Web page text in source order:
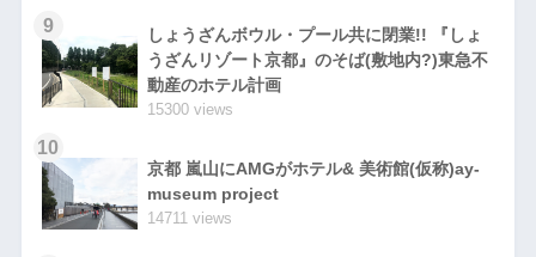
9
しょうざんボウル・プール共に閉業!! 『しょ
うざんリゾート京都』のそば(敷地内?)東急不
動産のホテル計画
15300 views
10
京都 嵐山にAMGがホテル& 美術館(仮称)ay-
museum project
14711 views